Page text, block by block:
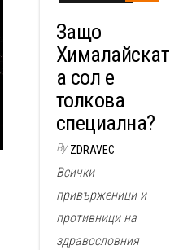
Защо
Хималайскат
а сол е
толкова
специална?
By ZDRAVEC
Всички
привърженици и
противници на
здравословния